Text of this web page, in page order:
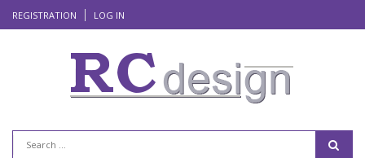
REGISTRATION LOG IN